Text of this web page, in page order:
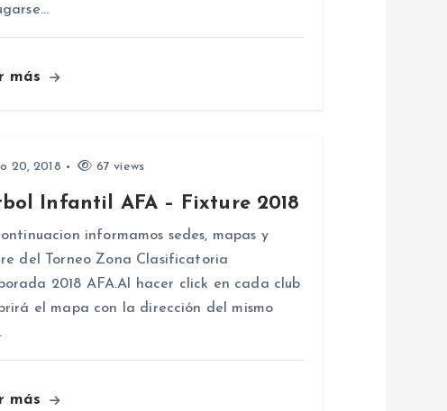
más
20, 2018 67 views
Infantil AFA – Fixture 2018
informamos sedes, mapas y
del Torneo Zona Clasificatoria
2018 AFA.Al hacer click en cada club
el mapa con la dirección del mismo
más